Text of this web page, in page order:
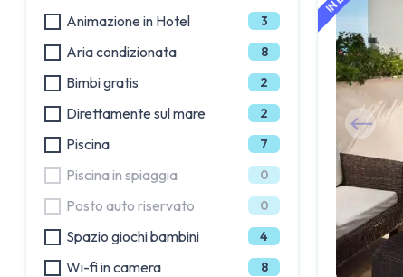
Animazione in Hotel
3
Aria condizionata 8
Bimbi gratis 2
Direttamente sul mare 2
Piscina 7
Piscina in spiaggia 0
Posto auto riservato 0
Spazio giochi bambini 4
Wi-fi in camera 8